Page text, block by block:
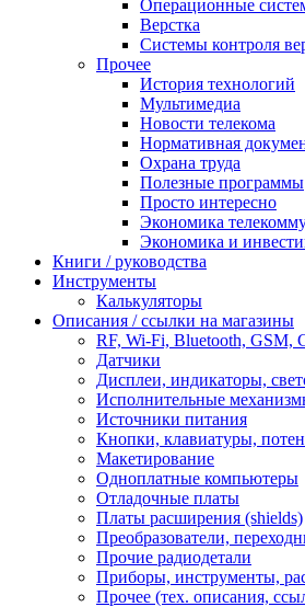
Операционные
Верстка
Системы контроля
Прочее
История технологий
Мультимедиа
Новости телекома
Нормативная
Охрана труда
Полезные программы
Просто интересно
Экономика
Экономика и
Книги / руководства
Инструменты
Калькуляторы
Описания / ссылки на магазины
RF, Wi-Fi, Bluetooth, GSM,
Датчики
Дисплеи, индикаторы,
Исполнительные
Источники питания
Кнопки, клавиатуры,
Макетирование
Одноплатные компьютеры
Отладочные платы
Платы расширения (shields)
Преобразователи,
Прочие радиодетали
Приборы, инструменты,
Прочее (тех. описания,